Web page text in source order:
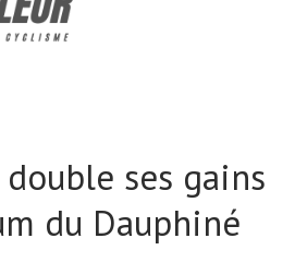
ses gains
du Dauphiné